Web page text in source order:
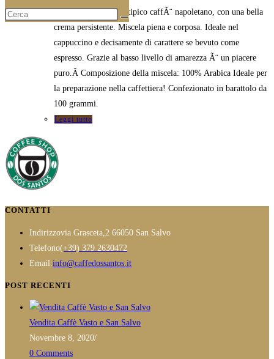
Forte e aromatico: Il tipico caffÃ¨ napoletano, con una bella
crema persistente. Miscela piena e corposa. Ideale nel
cappuccino e decisamente di carattere se bevuto come
espresso. Grazie al basso livello di amarezza Ã¨ un piacere
puro.Â Composizione della miscela: 100% Arabica Ideale per
la preparazione nella caffettiera! Confezionato in barattolo da
100 grammi.
Leggi tutto
CONTATTI
Indirizzovia Grasceta,2 66050 San Salvo
Telefono(+39) 379 2630472
in
Email:info@caffedossantos.itOpens
application
POST RECENTI
Vendita Caffè Vasto e San Salvo
Novembre 8, 2020/
0 Comments